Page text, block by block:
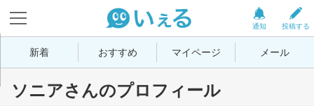
投稿する
通知
新着 おすすめ マイページ メール
ソニアさんのプロフィール